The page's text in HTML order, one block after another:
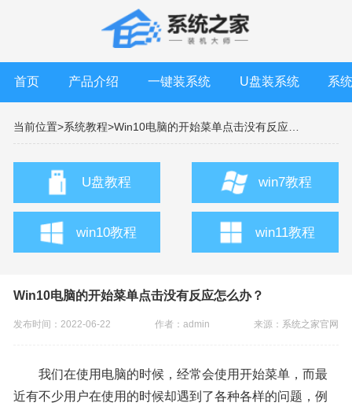
首页 产品介绍 一键装系统 U盘装系统 系
当前位置>系统教程>
U盘教程 win7教程
win10教程 win11教程
Win10电脑的开始菜单点击没有反应怎么办？
发布时间：2022-06-22 作者：admin 来源： 系统之家官网
我们在使用电脑的时候，经常会使用开始菜单，而最
近有不少用户在使用的时候却遇到了各种各样的问题，例